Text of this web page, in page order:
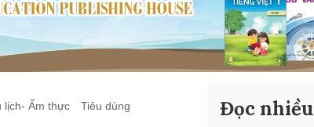
lịch- Ẩm thực Tiêu dùng Đọc nhiều